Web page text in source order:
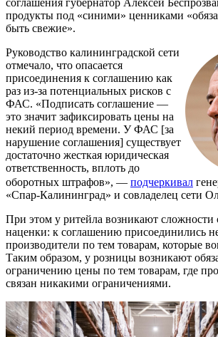
продукты под «синими» ценниками
быть свежие».
Руководство калининградской сети
отмечало, что опасается
присоединения к соглашению как
раз из-за потенциальных рисков с
ФАС. «Подписать соглашение —
это значит зафиксировать цены на
некий период времени. У ФАС [за
нарушение соглашения] существует
достаточно жесткая юридическая
ответственность, вплоть до
оборотных штрафов», — подчеркивал
«Спар-Калининград» и совладелец сети
При этом у ритейла возникают сложности
наценки: к соглашению присоединились
производители по тем товарам, которые
Таким образом, у розницы возникают
ограничению цены по тем товарам, где
связан никакими ограничениями.